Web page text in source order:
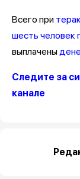
Всего при
шесть человек
выплачены
Следите за
канале